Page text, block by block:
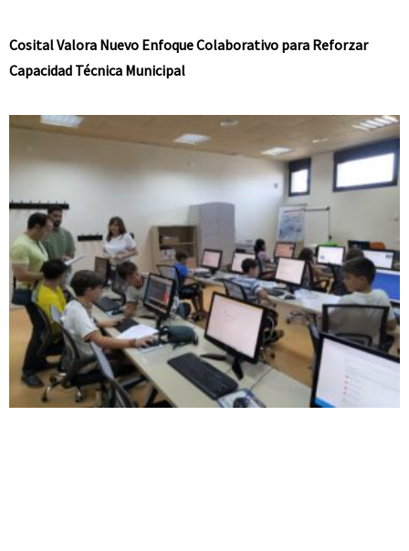
Cosital Valora Nuevo Enfoque Colaborativo para Reforzar
Capacidad Técnica Municipal